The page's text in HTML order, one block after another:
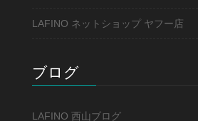
LAFINO ネットショップ ヤフー店
ブログ
LAFINO 西山ブログ